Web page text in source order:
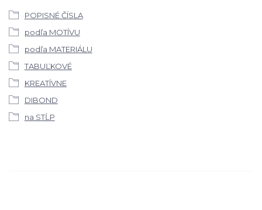
POPISNÉ ČÍSLA
podľa MOTÍVU
podľa MATERIÁLU
TABUĽKOVÉ
KREATÍVNE
DIBOND
na STĹP